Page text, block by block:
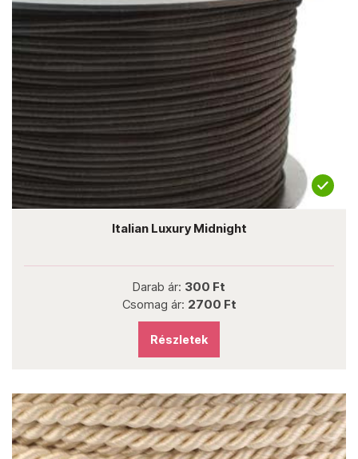
Italian Luxury Midnight
Darab ár: 300 Ft
Csomag ár: 2700 Ft
Részletek